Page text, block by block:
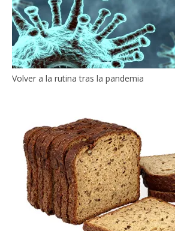
Volver a la rutina tras la pandemia